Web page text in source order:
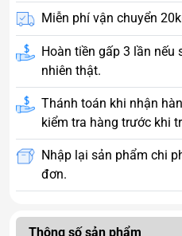
Miễn phí vận chuyển
Hoàn tiền gấp 3 lần
nhiên thật.
Thánh toán khi nhận
kiểm tra hàng trước khi
Nhập lại sản phẩm chi
đơn.
Thông số sản phẩm